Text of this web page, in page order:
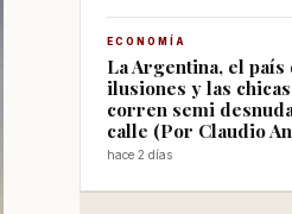
ECONOMÍA
La Argentina, el país
ilusiones y las
corren semi
calle (Por Claudio
hace 2 días